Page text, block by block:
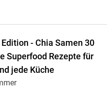
- Chia Samen 30
Superfood Rezepte für
jede Küche